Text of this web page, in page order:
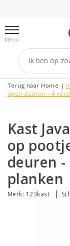
Menu
Terug naar Home |
open deuren - 4
Kast
op
deuren
planken
Merk: 123kast |